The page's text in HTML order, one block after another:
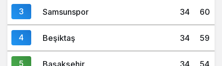
3 Samsunspor 34 60
4 Beşiktaş 34 59
5 Başakşehir 34 54